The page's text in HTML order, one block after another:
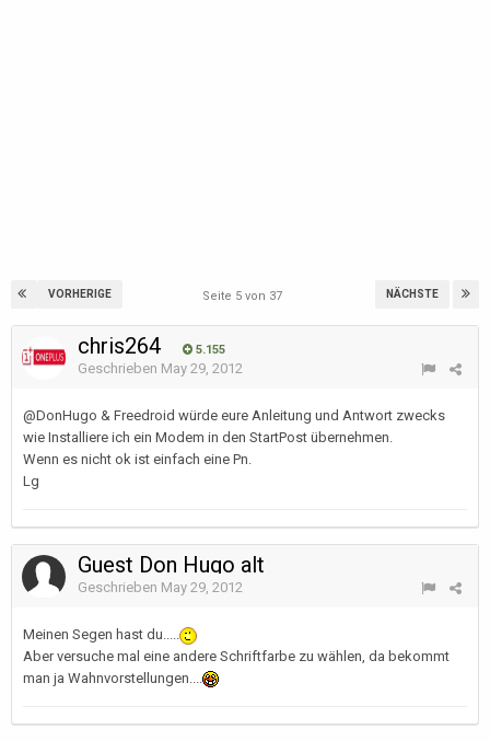
VORHERIGE NÄCHSTE
Seite 5 von 37
chris264 5.155
Geschrieben May 29, 2012
@DonHugo & Freedroid würde eure Anleitung und Antwort zwecks
wie Installiere ich ein Modem in den StartPost übernehmen.
Wenn es nicht ok ist einfach eine Pn.
Lg
Guest Don Hugo alt
Geschrieben May 29, 2012
Meinen Segen hast du.....
Aber versuche mal eine andere Schriftfarbe zu wählen, da bekommt
man ja Wahnvorstellungen....